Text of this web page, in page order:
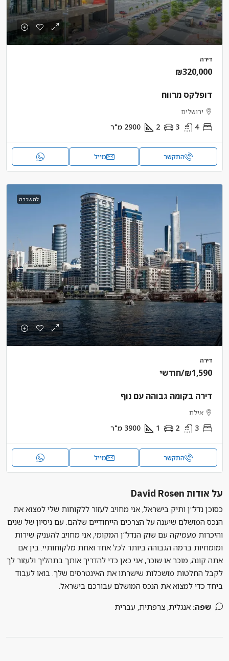
דירה
₪320,000
דופלקס מרווח
ירושלים
4
3
2
2900 מ"ר
התקשר מייל
להשכרה
דירה
₪1,590/חודשי
דירה בקומה גבוהה עם נוף
אילת
3
2
1
3900 מ"ר
התקשר מייל
על אודות David Rosen
כסוכן נדל”ן ותיק בישראל, אני מחויב לעזור ללקוחות שלי למצוא את
הנכס המושלם שיענה על הצרכים הייחודיים שלהם. עם ניסיון של שנים
והיכרות מעמיקה עם שוק הנדל”ן המקומי, אני מחויב להעניק שירות
ומומחיות ברמה הגבוהה ביותר לכל אחד ואחת מלקוחותיי. בין אם
אתה קונה, מוכר או שוכר, אני כאן כדי להדריך אותך בתהליך ולעזור לך
לקבל החלטות מושכלות שישרתו את האינטרסים שלך. בואו לעבוד
ביחד כדי למצוא את הנכס המושלם עבורכם בישראל.
שפה: אנגלית, צרפתית, עברית